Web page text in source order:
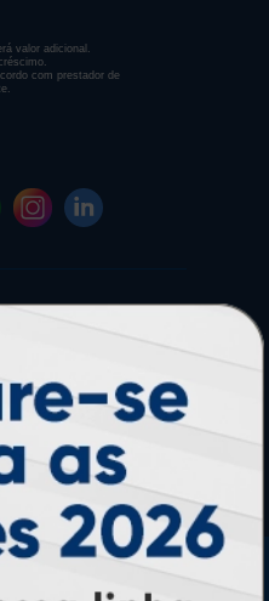
valor adicional.
com prestador de
| CNPJ: 28.045.354/0002-52
os direitos reservados.